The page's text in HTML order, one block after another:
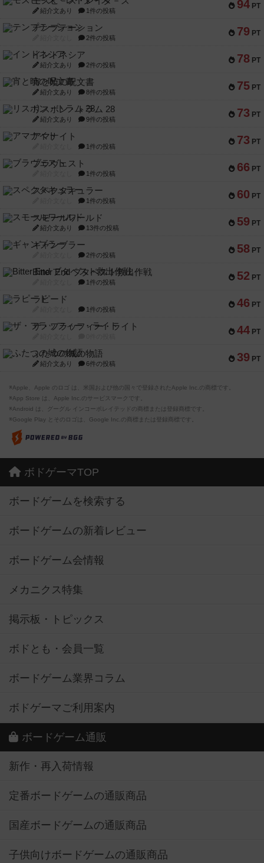
94 PT
紹介文あり 1件の投稿
79 PT
テンプテーション
2件の投稿
78 PT
インドネシア
紹介文あり 2件の投稿
75 PT
宵と暁の呪文書
紹介文あり 8件の投稿
73 PT
リスボン・トラム 28
紹介文あり 9件の投稿
73 PT
アマナイト
1件の投稿
66 PT
ブラヴェスト
1件の投稿
60 PT
スペクタキュラー
1件の投稿
59 PT
スモールワールド
紹介文あり 13件の投稿
58 PT
ギャンブラー
2件の投稿
52 PT
Bitter End ブタペスト救出作戦
1件の投稿
46 PT
ラピード
1件の投稿
44 PT
ザ・フラッフィー・ライト
39 PT
ふたつの城の物語
紹介文あり 6件の投稿
※Apple、Apple のロゴ は、米国および他の国々で登録されたApple Inc.の商標です。
※App Store は、Apple Inc.のサービスマークです。
※Android は、グーグル インコーポレイテッドの商標または登録商標です。
※Google Play とそのロゴは、Google Inc.の商標または登録商標です。
ボドゲーマTOP
ボードゲームを検索する
ボードゲームの新着レビュー
ボードゲーム会情報
メカニクス特集
掲示板・トピックス
ボドとも・会員一覧
ボードゲーム業界コラム
ボドゲーマご利用案内
ボードゲーム通販
新作・再入荷情報
定番ボードゲームの通販商品
国産ボードゲームの通販商品
子供向けボードゲームの通販商品